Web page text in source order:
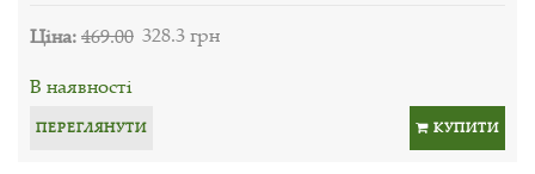
Ціна:469.00 328.3 грн
В наявності
ПЕРЕГЛЯНУТИ КУПИТИ